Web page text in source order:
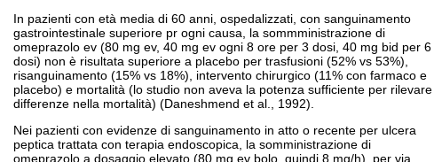
In pazienti con età media di 60 anni, ospedalizzati, con sanguinamento
gastrointestinale superiore pr ogni causa, la sommministrazione di
omeprazolo ev (80 mg ev, 40 mg ev ogni 8 ore per 3 dosi, 40 mg bid per 6
dosi) non è risultata superiore a placebo per trasfusioni (52% vs 53%),
risanguinamento (15% vs 18%), intervento chirurgico (11% con farmaco e
placebo) e mortalità (lo studio non aveva la potenza sufficiente per rilevare
differenze nella mortalità) (Daneshmend et al., 1992).
Nei pazienti con evidenze di sanguinamento in atto o recente per ulcera
peptica trattata con terapia endoscopica, la somministrazione di
omeprazolo a dosaggio elevato (80 mg ev bolo, quindi 8 mg/h), per via